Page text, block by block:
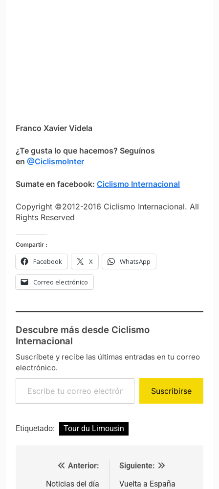
Franco Xavier Videla
¿Te gusta lo que hacemos? Seguínos
en @CiclismoInter
Sumate en facebook: Ciclismo Internacional
Copyright ©2012-2016 Ciclismo Internacional. All
Rights Reserved
Compartir :
Facebook X WhatsApp
Correo electrónico
Descubre más desde Ciclismo
Internacional
Suscríbete y recibe las últimas entradas en tu correo
electrónico.
Escribe tu correo electrónico…
Suscribirse
Etiquetado: Tour du Limousin
Navegación de entradas
Anterior:
Noticias del día
Siguiente:
Vuelta a España